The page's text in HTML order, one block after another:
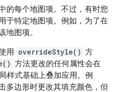
的每个地图项。不过，有时您
于特定地图项。例如，为了在
地图项。
用 overrideStyle() 方
方法更改的任何属性会在
样式基础上叠加应用。 例
多边形时更改其填充颜色，但